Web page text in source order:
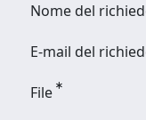
Nome del
E-mail del
File